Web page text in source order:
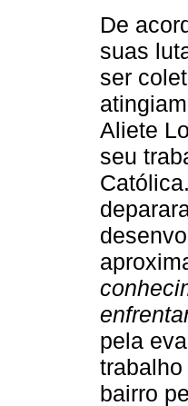
De
suas
ser
Aliete
seu
pela
bairro